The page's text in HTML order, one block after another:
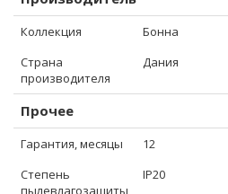
Коллекция
Бонна
Страна
производителя
Дания
Прочее
Гарантия, месяцы
12
Степень
пылевлагозащиты
IP20